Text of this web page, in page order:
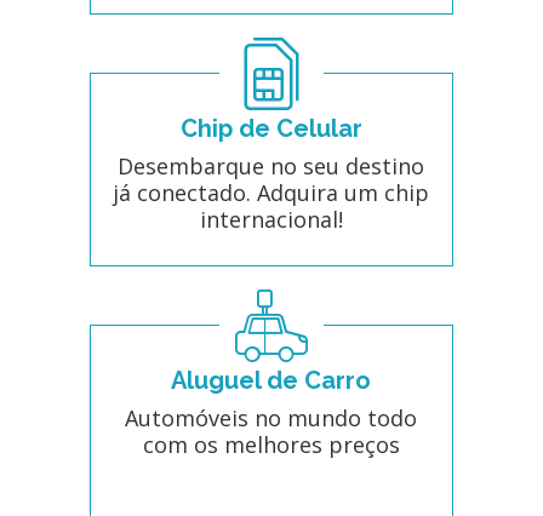
Chip de Celular
Desembarque no seu destino
já conectado. Adquira um chip
internacional!
Aluguel de Carro
Automóveis no mundo todo
com os melhores preços